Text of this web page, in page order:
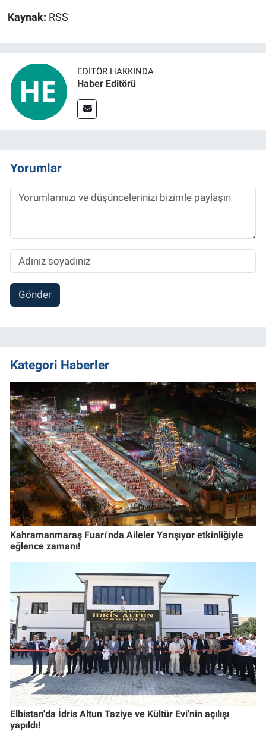
Kaynak: RSS
EDITÖR HAKKINDA
Haber Editörü
Yorumlar
Gönder
Kategori Haberler
Kahramanmaraş Fuarı'nda Aileler Yarışıyor etkinliğiyle
eğlence zamanı!
Elbistan'da İdris Altun Taziye ve Kültür Evi'nin açılışı
yapıldı!